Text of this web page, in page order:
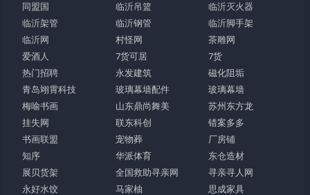
同盟国
临沂吊篮
临沂灭火器
临沂架管
临沂钢管
临沂脚手架
临沂网
村怪网
茶雕网
爱酒人
7货可居
7货
热门招聘
永发建筑
磁化阻垢
青岛翊霄科技
玻璃幕墙配件
玻璃幕墙
梅喻书画
山东鼎尚舞美
苏州东方龙
挂失网
联东科创
错案多多
书画联盟
宠物葬
厂房铺
知序
华派体育
东仓造材
展贝货架
全国救助寻亲网
寻亲寻人网
永好水饺
马家柚
思成家具